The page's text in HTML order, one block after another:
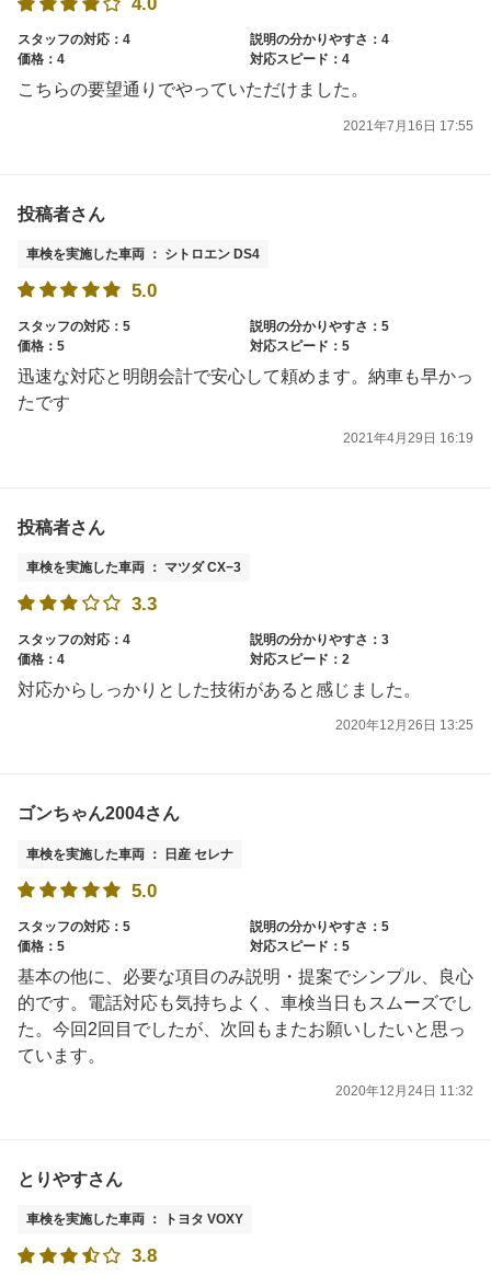
4.0
スタッフの対応：4
説明の分かりやすさ：4
価格：4
対応スピード：4
こちらの要望通りでやっていただけました。
2021年7月16日 17:55
投稿者さん
車検を実施した車両 ： シトロエン DS4
5.0
スタッフの対応：5
説明の分かりやすさ：5
価格：5
対応スピード：5
迅速な対応と明朗会計で安心して頼めます。納車も早かっ
たです
2021年4月29日 16:19
投稿者さん
車検を実施した車両 ： マツダ CX−3
3.3
スタッフの対応：4
説明の分かりやすさ：3
価格：4
対応スピード：2
対応からしっかりとした技術があると感じました。
2020年12月26日 13:25
ゴンちゃん2004さん
車検を実施した車両 ： 日産 セレナ
5.0
スタッフの対応：5
説明の分かりやすさ：5
価格：5
対応スピード：5
基本の他に、必要な項目のみ説明・提案でシンプル、良心
的です。電話対応も気持ちよく、車検当日もスムーズでし
た。今回2回目でしたが、次回もまたお願いしたいと思っ
ています。
2020年12月24日 11:32
とりやすさん
車検を実施した車両 ： トヨタ VOXY
3.8